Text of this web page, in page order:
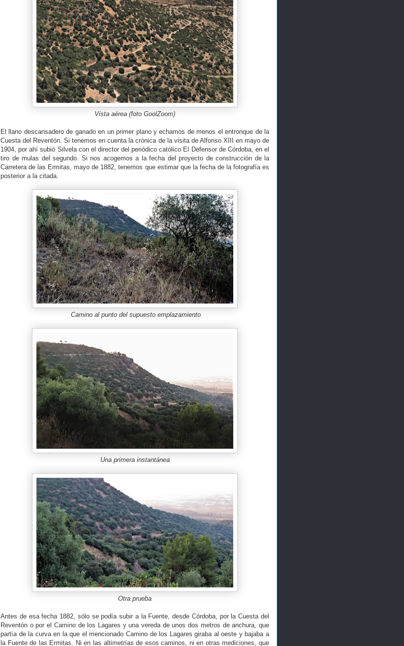
Vista aérea (foto GoolZoom)
El llano descansadero de ganado en un primer plano y echamos de menos el entronque de la
Cuesta del Reventón. Si tenemos en cuenta la crónica de la visita de Alfonso XIII en mayo de
1904, por ahí subió Silvela con el director del periódico católico El Defensor de Córdoba, en el
tiro de mulas del segundo. Si nos acogemos a la fecha del proyecto de construcción de la
Carretera de las Ermitas, mayo de 1882, tenemos que estimar que la fecha de la fotografía es
posterior a la citada.
Camino al punto del supuesto emplazamiento
Una primera instantánea
Otra prueba
Antes de esa fecha 1882, sólo se podía subir a la Fuente, desde Córdoba, por la Cuesta del
Reventón o por el Camino de los Lagares y una vereda de unos dos metros de anchura, que
partía de la curva en la que el mencionado Camino de los Lagares giraba al oeste y bajaba a
la Fuente de las Ermitas. Ni en las altimetrías de esos caminos, ni en otras mediciones, que